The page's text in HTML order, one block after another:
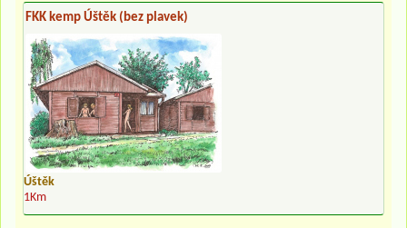
FKK kemp Úštěk (bez plavek)
Úštěk
1Km